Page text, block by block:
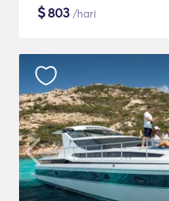
$803 /hari